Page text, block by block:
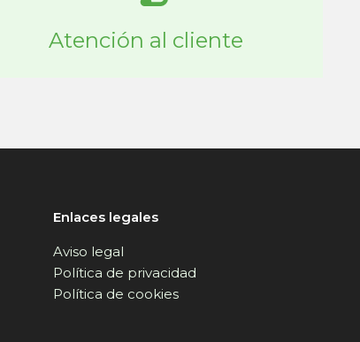
Atención al cliente
Enlaces legales
Aviso legal
Política de privacidad
Política de cookies